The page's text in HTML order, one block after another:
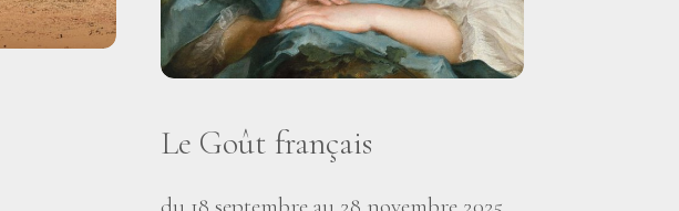
Le Goût français